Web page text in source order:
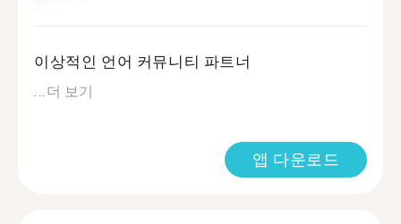
이상적인 언어 커뮤니티 파트너
...더 보기
앱 다운로드